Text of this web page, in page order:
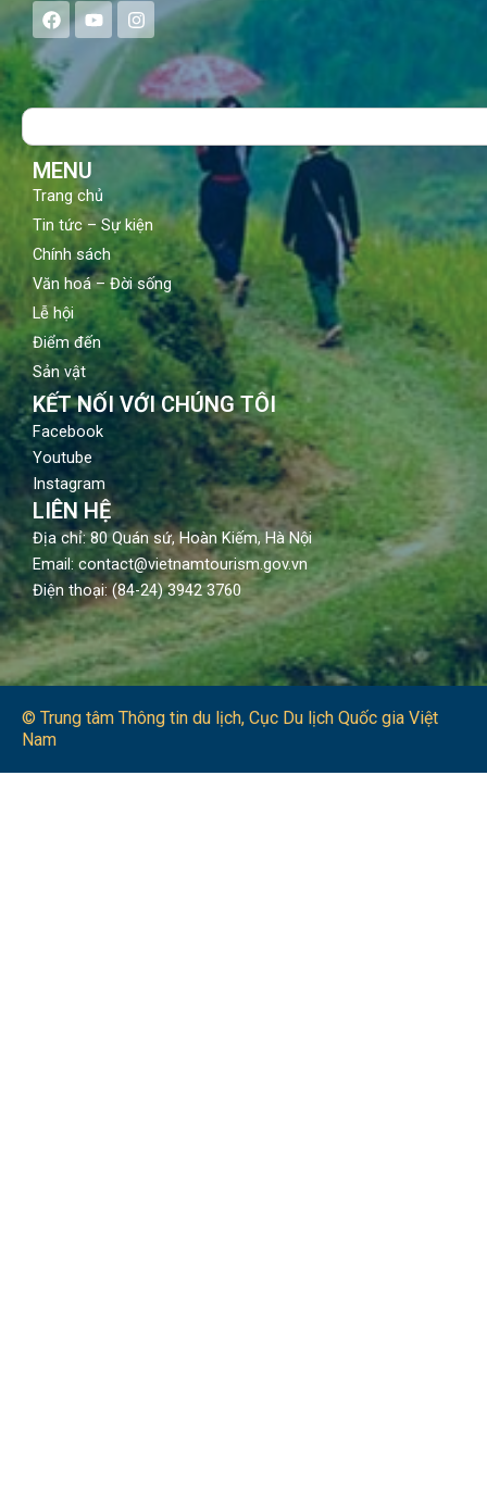
F
a
e
b
o
Y
o
t
u
b
I
n
s
a
g
Search
MENU
Trang chủ
Tin tức – Sự kiện
Chính sách
Văn hoá – Đời sống
Lễ hội
Điểm đến
Sản vật
KẾT NỐI VỚI CHÚNG TÔI
Facebook
Youtube
Instagram
LIÊN HỆ
Địa chỉ: 80 Quán sứ, Hoàn Kiếm, Hà Nội
Email: contact@vietnamtourism.gov.vn
Điện thoại: (84-24) 3942 3760
© Trung tâm Thông tin du lịch​, Cục Du lịch Quốc gia Việt
Nam